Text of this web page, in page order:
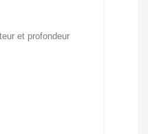
et profondeur